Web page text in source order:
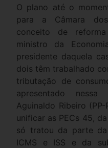
O plano até o
para a Câmara
conceito de
ministro da
presidente daquela
dois têm trabalhado
tributação de
apresentado
Aguinaldo Ribeiro
unificar as PECs 45,
só tratou da parte da
ICMS e ISS e da